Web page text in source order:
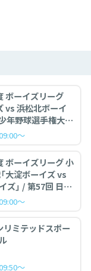
ボーイズリーグ
vs 浜松北ボーイ
年野球選手権大会
～
ボーイズリーグ 小
大淀ボーイズ vs
ズ」 / 第57回 日本
会～
リミテッドスポー
～